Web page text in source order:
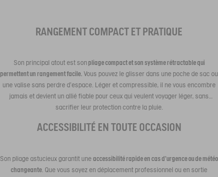
RANGEMENT COMPACT ET PRATIQUE
Son principal atout est sonpliage compact et son système rétractable qui
permettent un rangement facile. Vous pouvez le glisser dans une poche de sac ou
une valise sans perdre d’espace. Léger et compressible, il ne vous encombre
jamais et devient un allié fiable pour ceux qui veulent voyager léger, sans
sacrifier leur protection contre la pluie.
ACCESSIBILITÉ EN TOUTE OCCASION
Son pliage astucieux garantit une accessibilité rapide en cas d’urgence ou de météo
changeante. Que vous soyez en déplacement professionnel ou en sortie